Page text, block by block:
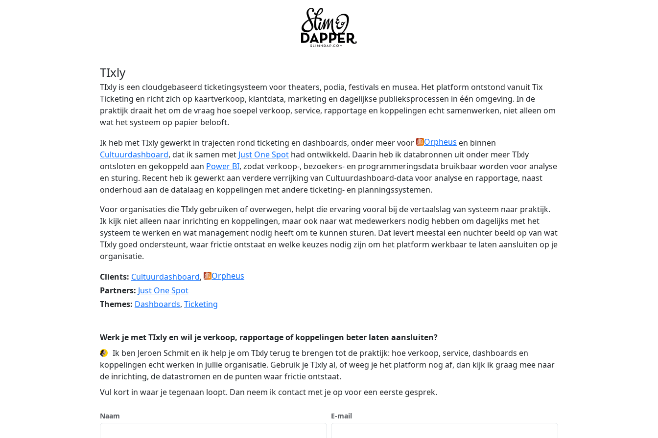
TIxly
TIxly is een cloudgebaseerd ticketingsysteem voor theaters, podia, festivals en musea. Het platform ontstond vanuit Tix
Ticketing en richt zich op kaartverkoop, klantdata, marketing en dagelijkse publieksprocessen in één omgeving. In de
praktijk draait het om de vraag hoe soepel verkoop, service, rapportage en koppelingen echt samenwerken, niet alleen om
wat het systeem op papier belooft.
Ik heb met TIxly gewerkt in trajecten rond ticketing en dashboards, onder meer voor
Orpheus en binnen
Cultuurdashboard, dat ik samen met Just One Spot had ontwikkeld. Daarin heb ik databronnen uit onder meer TIxly
ontsloten en gekoppeld aan Power BI, zodat verkoop-, bezoekers- en programmeringsdata bruikbaar worden voor analyse
en sturing. Recent heb ik gewerkt aan verdere verrijking van Cultuurdashboard-data voor analyse en rapportage, naast
onderhoud aan de datalaag en koppelingen met andere ticketing- en planningssystemen.
Voor organisaties die TIxly gebruiken of overwegen, helpt die ervaring vooral bij de vertaalslag van systeem naar praktijk.
Ik kijk niet alleen naar inrichting en koppelingen, maar ook naar wat medewerkers nodig hebben om dagelijks met het
systeem te werken en wat management nodig heeft om te kunnen sturen. Dat levert meestal een nuchter beeld op van wat
TIxly goed ondersteunt, waar frictie ontstaat en welke keuzes nodig zijn om het platform werkbaar te laten aansluiten op je
organisatie.
Clients: Cultuurdashboard,
Orpheus
Partners: Just One Spot
Themes: Dashboards, Ticketing
Werk je met TIxly en wil je verkoop, rapportage of koppelingen beter laten aansluiten?
Ik ben Jeroen Schmit en ik help je om TIxly terug te brengen tot de praktijk: hoe verkoop, service, dashboards en
koppelingen echt werken in jullie organisatie. Gebruik je TIxly al, of weeg je het platform nog af, dan kijk ik graag mee naar
de inrichting, de datastromen en de punten waar frictie ontstaat.
Vul kort in waar je tegenaan loopt. Dan neem ik contact met je op voor een eerste gesprek.
Naam E-mail